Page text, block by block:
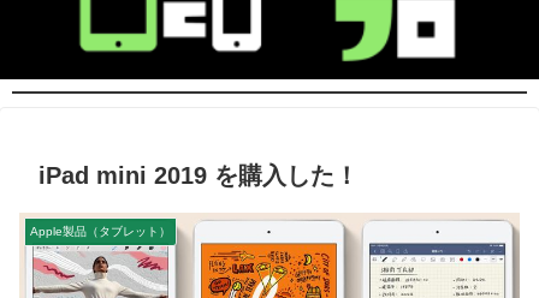
iPad mini 2019 を購入した！
Apple製品（タブレット）